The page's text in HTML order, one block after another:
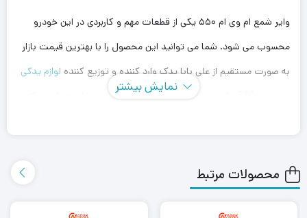
وایر شمع ام وی ام ۵۵۰ یکی از قطعات مهم و کاربردی در این خودرو
محسوب می شود. شما می توانید این محصول را با بهترین قیمت بازار
به صورت مستقیم از علی بابا یدک وارد کننده و توزیع کننده لوازم یدکی
، با بهترین قیمت خریداری کنید. توجه داشته باشید که
همچنین می توانید علاوه بر خرید وایر شمع ام وی ام ۵۵۰، سایر
نمایش بیشتر
محصولات مرتبط